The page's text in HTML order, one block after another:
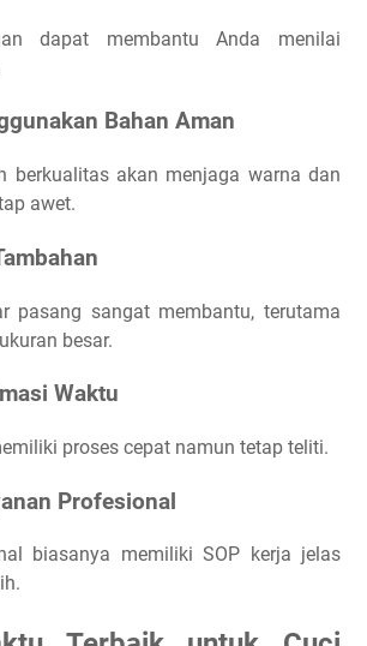
dapat membantu Anda menilai
Bahan Aman
berkualitas akan menjaga warna dan
awet.
pasang sangat membantu, terutama
besar.
Waktu
proses cepat namun tetap teliti.
Profesional
biasanya memiliki SOP kerja jelas